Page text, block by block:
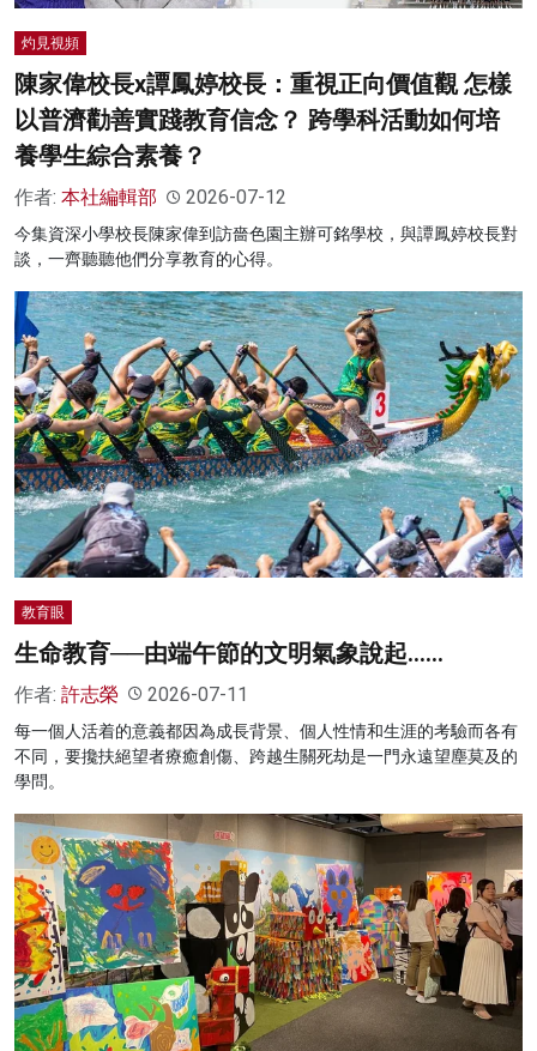
灼見視頻
陳家偉校長x譚鳳婷校長：重視正向價值觀 怎樣
以普濟勸善實踐教育信念？ 跨學科活動如何培
養學生綜合素養？
作者: 本社編輯部 2026-07-12
今集資深小學校長陳家偉到訪嗇色園主辦可銘學校，與譚鳳婷校長對
談，一齊聽聽他們分享教育的心得。
教育眼
生命教育──由端午節的文明氣象說起……
作者: 許志榮 2026-07-11
每一個人活着的意義都因為成長背景、個人性情和生涯的考驗而各有
不同，要攙扶絕望者療癒創傷、跨越生關死劫是一門永遠望塵莫及的
學問。